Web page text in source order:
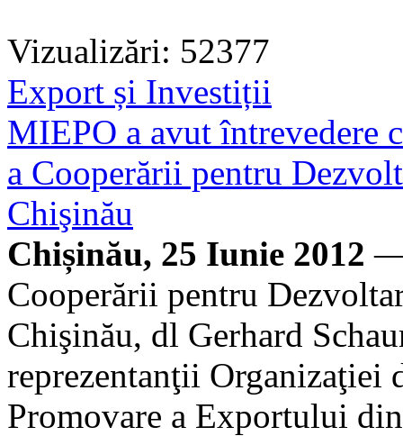
Vizualizări: 52377
Export și Investiții
MIEPO a avut întrevedere
a Cooperării pentru
Chişinău
Chișinău, 25 Iunie 2012 —
Cooperării pentru
Chişinău, dl Gerhard
reprezentanţii Organizaţiei
Promovare a Exportului